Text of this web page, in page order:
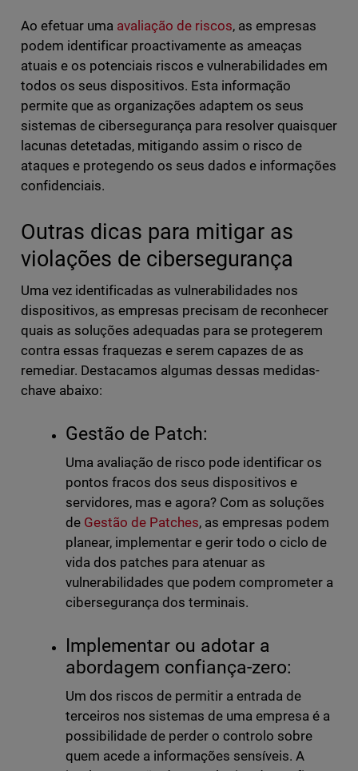
Ao efetuar uma avaliação de riscos, as empresas
podem identificar proactivamente as ameaças
atuais e os potenciais riscos e vulnerabilidades em
todos os seus dispositivos. Esta informação
permite que as organizações adaptem os seus
sistemas de cibersegurança para resolver quaisquer
lacunas detetadas, mitigando assim o risco de
ataques e protegendo os seus dados e informações
confidenciais.
Outras dicas para mitigar as
violações de cibersegurança
Uma vez identificadas as vulnerabilidades nos
dispositivos, as empresas precisam de reconhecer
quais as soluções adequadas para se protegerem
contra essas fraquezas e serem capazes de as
remediar. Destacamos algumas dessas medidas-
chave abaixo:
Gestão de Patch:
Uma avaliação de risco pode identificar os
pontos fracos dos seus dispositivos e
servidores, mas e agora? Com as soluções
de Gestão de Patches, as empresas podem
planear, implementar e gerir todo o ciclo de
vida dos patches para atenuar as
vulnerabilidades que podem comprometer a
cibersegurança dos terminais.
Implementar ou adotar a
abordagem confiança-zero:
Um dos riscos de permitir a entrada de
terceiros nos sistemas de uma empresa é a
possibilidade de perder o controlo sobre
quem acede a informações sensíveis. A